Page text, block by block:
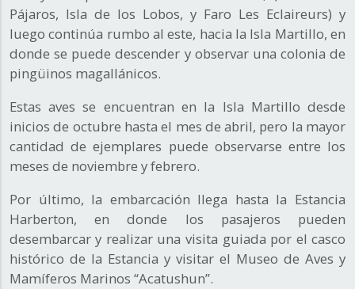
Pájaros, Isla de los Lobos, y Faro Les Eclaireurs) y
luego continúa rumbo al este, hacia la Isla Martillo, en
donde se puede descender y observar una colonia de
pingüinos magallánicos.
Estas aves se encuentran en la Isla Martillo desde
inicios de octubre hasta el mes de abril, pero la mayor
cantidad de ejemplares puede observarse entre los
meses de noviembre y febrero.
Por último, la embarcación llega hasta la Estancia
Harberton, en donde los pasajeros pueden
desembarcar y realizar una visita guiada por el casco
histórico de la Estancia y visitar el Museo de Aves y
Mamíferos Marinos “Acatushun”.